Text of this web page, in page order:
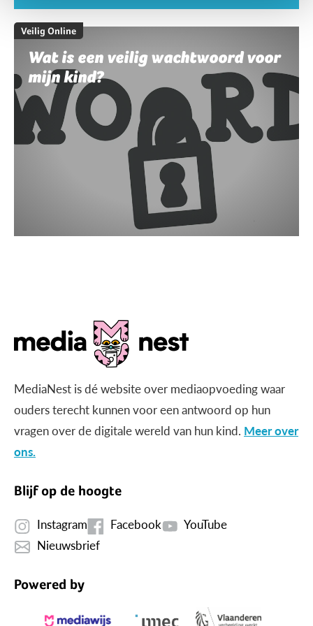
Veilig Online
Wat is een veilig wachtwoord voor
mijn kind?
MediaNest is dé website over mediaopvoeding waar
ouders terecht kunnen voor een antwoord op hun
vragen over de digitale wereld van hun kind. Meer over
ons.
Blijf op de hoogte
Instagram Facebook
YouTube
Nieuwsbrief
Powered by